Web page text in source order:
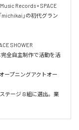
Records × SPACE
michikai」の初代グラン
SHOWER
全自主制作で活動を活
ープニングアクトオー
テージ８組に選出。業